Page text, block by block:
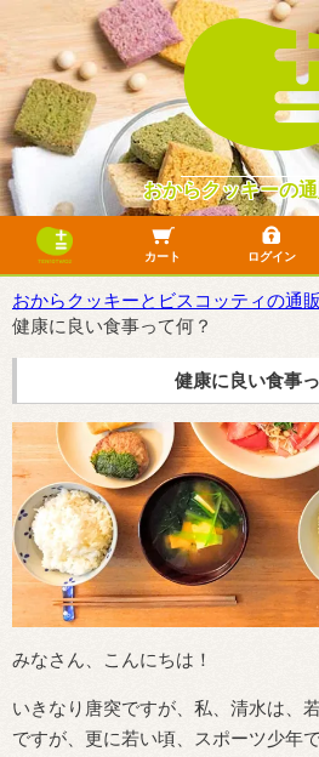
おからクッキーの
カート ログイン
よくあるご質問
10年目のリニューアル
詐欺サイトにご注意ください
フリマサイトでの無断転売につい
LINE公式に関して
おからクッキーでふるさと納税で
おからクッキー一覧
おからビスコッティ一覧
おからケーキ一覧
製菓材料一覧
SDGsフードレスキュー
おからクッキーとビスコッティの通
健康に良い食事って何？
健康に良い食事
みなさん、こんにちは！
いきなり唐突ですが、私、清水は、
ですが、更に若い頃、スポーツ少年で